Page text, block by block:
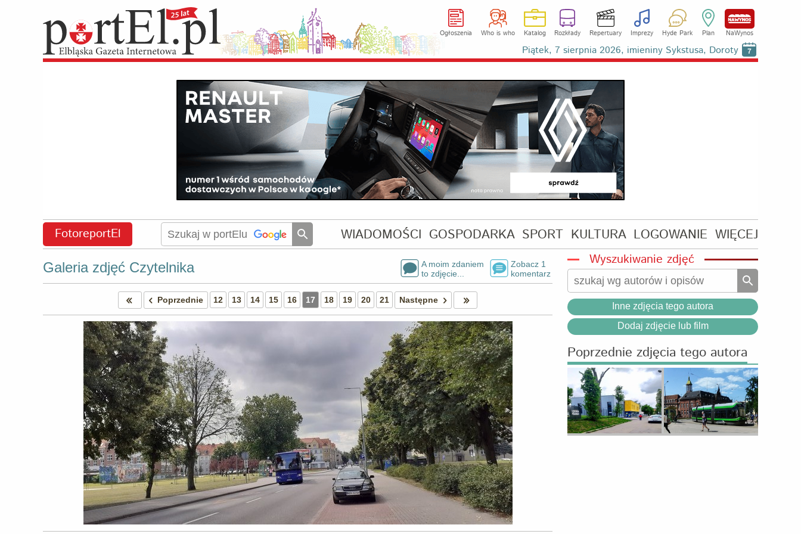
Ogłoszenia Who is who Katalog Rozkłady Repertuary Imprezy Hyde Park Plan NaWynos
Piątek, 7 sierpnia 2026, imieniny Sykstusa, Doroty 7
FotoreportEl WIADOMOŚCI GOSPODARKA SPORT KULTURA LOGOWANIE WIĘCEJ
Galeria zdjęć Czytelnika
A moim zdaniem
to zdjęcie...
Zobacz 1
komentarz
Poprzednie 12 13 14 15 16 17 18 19 20 21 Następne
Wyszukiwanie zdjęć
Inne zdjęcia tego autora
Dodaj zdjęcie lub film
Poprzednie zdjęcia tego autora